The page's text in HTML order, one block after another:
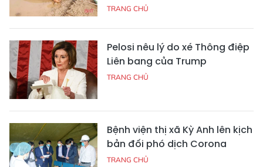
TRANG CHỦ
Pelosi nêu lý do xé Thông điệp
Liên bang của Trump
TRANG CHỦ
Bệnh viện thị xã Kỳ Anh lên kịch
bản đối phó dịch Corona
TRANG CHỦ